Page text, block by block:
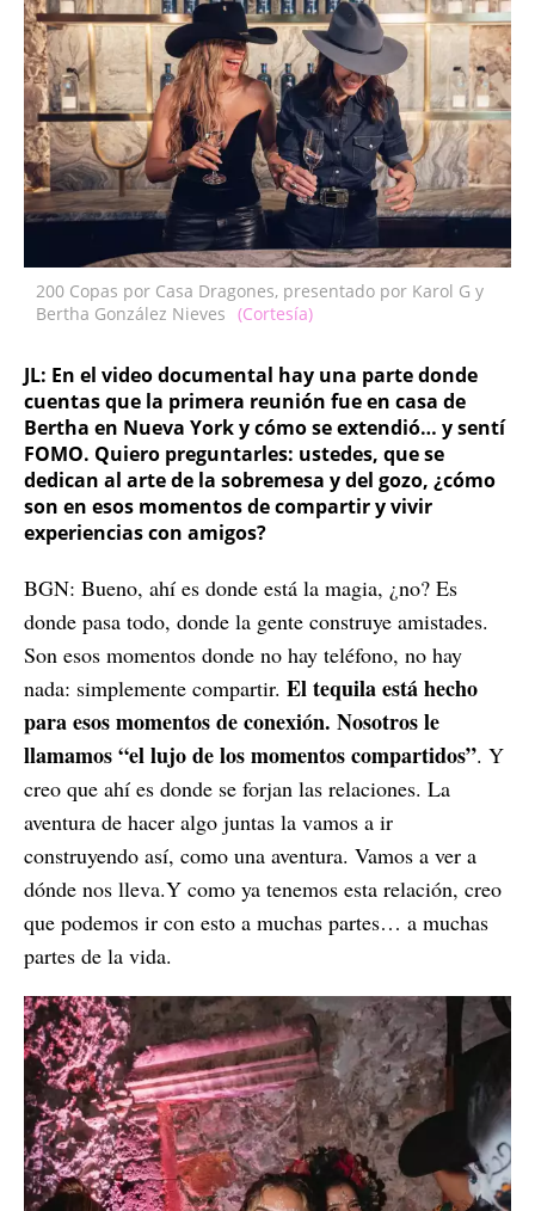
200 Copas por Casa Dragones, presentado por Karol G y
Bertha González Nieves (Cortesía)
JL: En el video documental hay una parte donde
cuentas que la primera reunión fue en casa de
Bertha en Nueva York y cómo se extendió… y sentí
FOMO. Quiero preguntarles: ustedes, que se
dedican al arte de la sobremesa y del gozo, ¿cómo
son en esos momentos de compartir y vivir
experiencias con amigos?
BGN: Bueno, ahí es donde está la magia, ¿no? Es
donde pasa todo, donde la gente construye amistades.
Son esos momentos donde no hay teléfono, no hay
nada: simplemente compartir. El tequila está hecho
para esos momentos de conexión. Nosotros le
llamamos “el lujo de los momentos compartidos”. Y
creo que ahí es donde se forjan las relaciones. La
aventura de hacer algo juntas la vamos a ir
construyendo así, como una aventura. Vamos a ver a
dónde nos lleva.Y como ya tenemos esta relación, creo
que podemos ir con esto a muchas partes… a muchas
partes de la vida.